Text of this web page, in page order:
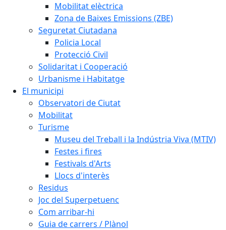
Mobilitat elèctrica
Zona de Baixes Emissions (ZBE)
Seguretat Ciutadana
Policia Local
Protecció Civil
Solidaritat i Cooperació
Urbanisme i Habitatge
El municipi
Observatori de Ciutat
Mobilitat
Turisme
Museu del Treball i la Indústria Viva (MTIV)
Festes i fires
Festivals d'Arts
Llocs d'interès
Residus
Joc del Superpetuenc
Com arribar-hi
Guia de carrers / Plànol